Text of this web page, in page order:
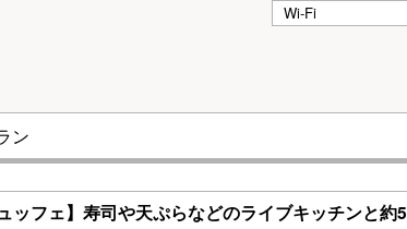
Wi-Fi
ン
ッフェ】寿司や天ぷらなどのライブキッチンと